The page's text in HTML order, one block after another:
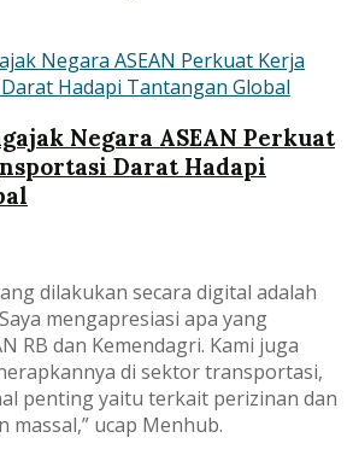
Negara ASEAN Perkuat
Darat Hadapi
dilakukan secara digital adalah
mengapresiasi apa yang
RB dan Kemendagri. Kami juga
di sektor transportasi,
penting yaitu terkait perizinan dan
massal,” ucap Menhub.